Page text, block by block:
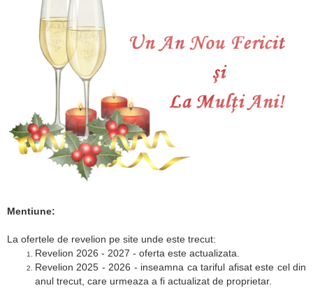
Mentiune:
La ofertele de revelion pe site unde este trecut:
Revelion 2026 - 2027 - oferta este actualizata.
Revelion 2025 - 2026 - inseamna ca tariful afisat este cel din
anul trecut, care urmeaza a fi actualizat de proprietar.